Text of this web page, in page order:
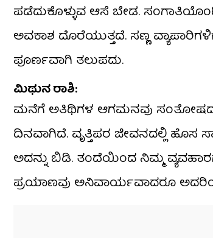
ಪಡೆದುಕೊಳ್ಳುವ ಆಸೆ ಬೇಡ.
ಅವಕಾಶ ದೊರೆಯುತ್ತದೆ. ಸಣ್ಣ
ಪೂರ್ಣವಾಗಿ ತಲುಪದು.
ಮಿಥುನ ರಾಶಿ:
ಮನೆಗೆ ಅತಿಥಿಗಳ ಆಗಮನವು ಸಂತೋಷದ
ದಿನವಾಗಿದೆ. ವೃತ್ತಿಪರ ಜೀವನದಲ್ಲಿ ಹೊಸ
ಅದನ್ನು ಬಿಡಿ.‌ ತಂದೆಯಿಂದ ನಿಮ್ಮ
ಪ್ರಯಾಣವು ಅನಿವಾರ್ಯವಾದರೂ